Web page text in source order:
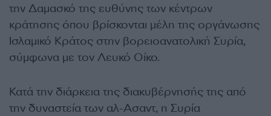
την Δαμασκό της ευθύνης των κέντρων
κράτησης όπου βρίσκονται μέλη της οργάνωσης
Ισλαμικό Κράτος στην βορειοανατολική Συρία,
σύμφωνα με τον Λευκό Οίκο.
Κατά την διάρκεια της διακυβέρνησής της από
την δυναστεία των αλ-Ασαντ, η Συρία